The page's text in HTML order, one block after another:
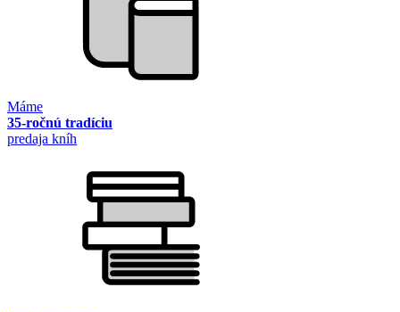
Máme
35-ročnú tradíciu
predaja kníh